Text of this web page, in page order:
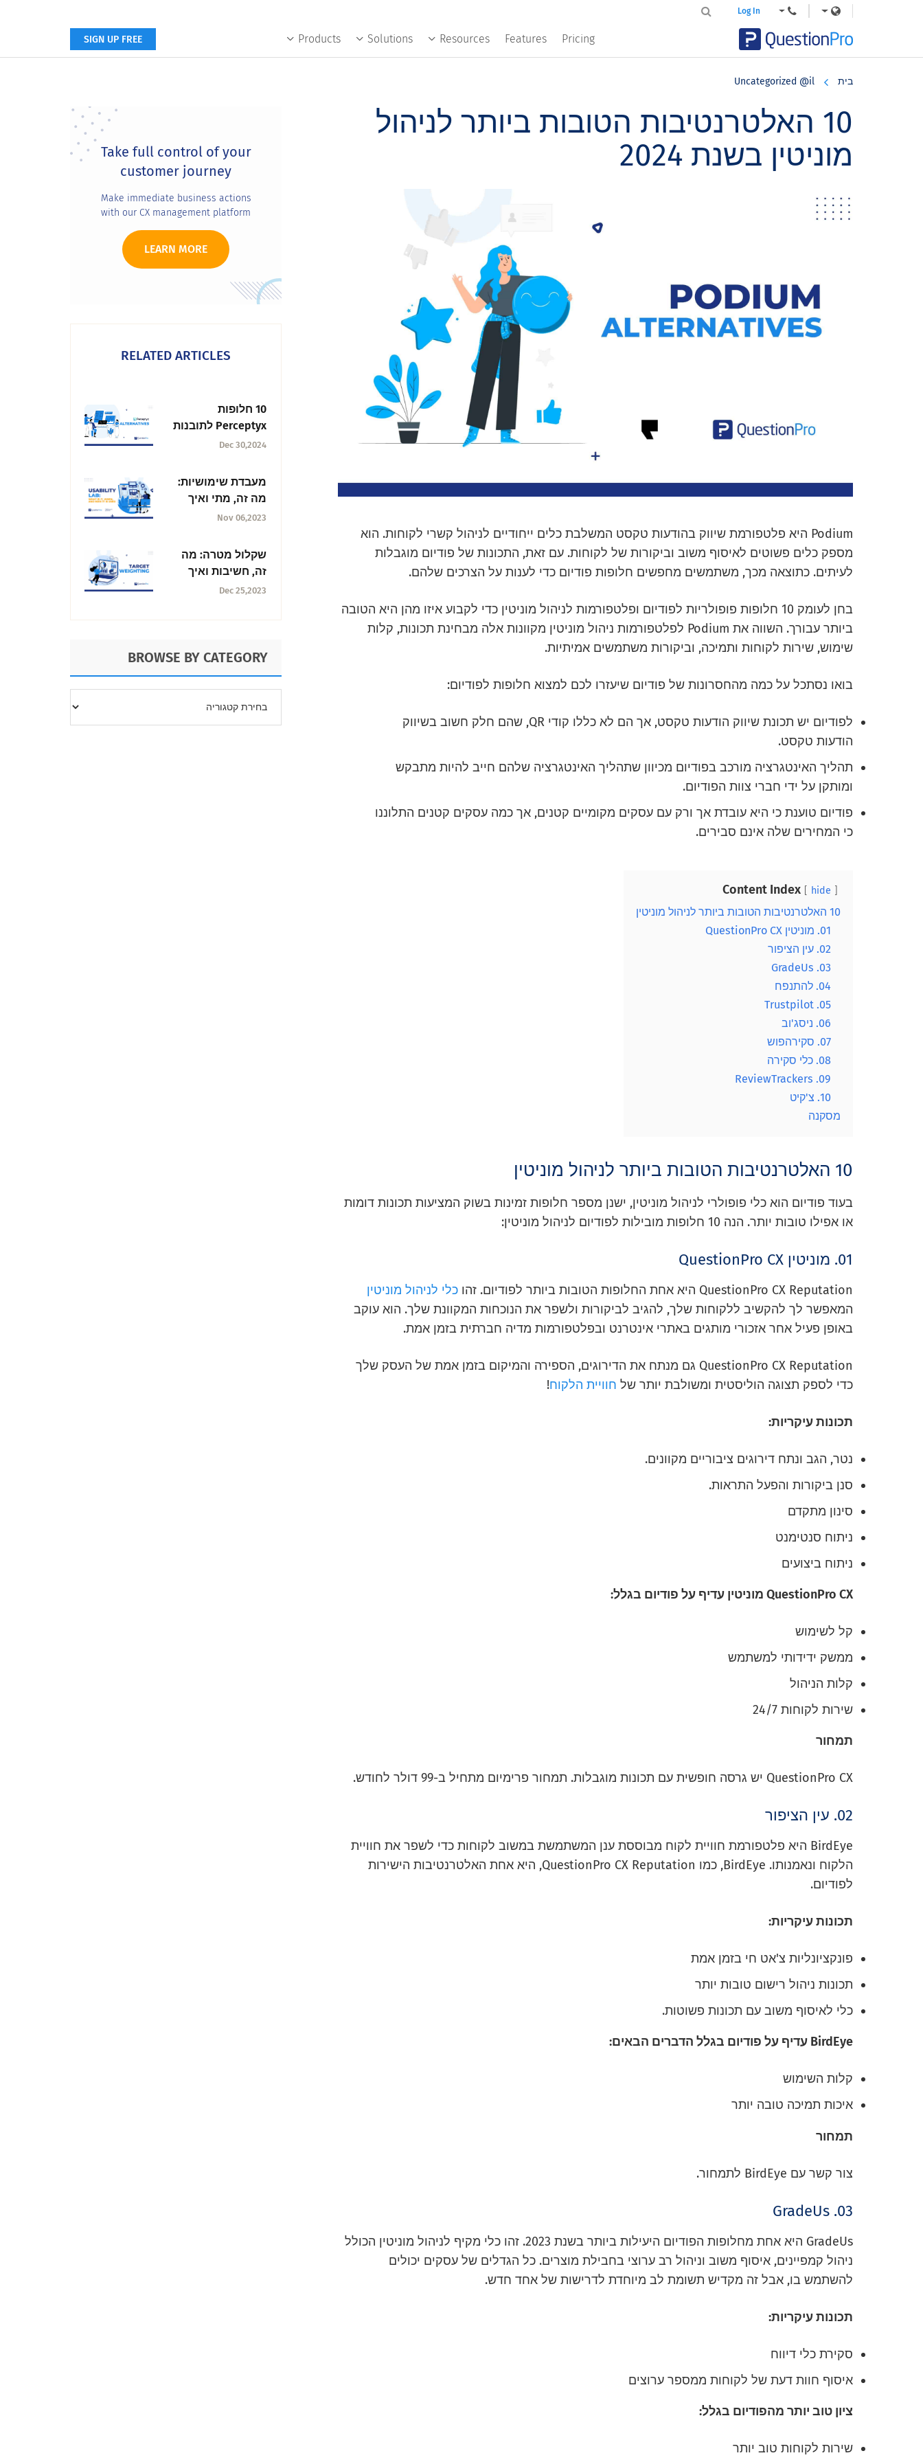
Products Solutions Resources Features Pricing
Log In
SIGN UP FREE
בית Uncategorized @il
10 האלטרנטיבות הטובות ביותר לניהול
מוניטין בשנת 2024
Podium היא פלטפורמת שיווק בהודעות טקסט המשלבת כלים ייחודיים לניהול קשרי לקוחות. הוא
מספק כלים פשוטים לאיסוף משוב וביקורות של לקוחות. עם זאת, התכונות של פודיום מוגבלות
לעיתים. כתוצאה מכך, משתמשים מחפשים חלופות פודיום כדי לענות על הצרכים שלהם.
בחן לעומק 10 חלופות פופולריות לפודיום ופלטפורמות לניהול מוניטין כדי לקבוע איזו מהן היא הטובה
ביותר עבורך. השווה את Podium לפלטפורמות ניהול מוניטין מקוונות אלה מבחינת תכונות, קלות
שימוש, שירות לקוחות ותמיכה, וביקורות משתמשים אמיתיות.
בואו נסתכל על כמה מהחסרונות של פודיום שיעזרו לכם למצוא חלופות לפודיום:
לפודיום יש תכונת שיווק הודעות טקסט, אך הם לא כללו קודי QR, שהם חלק חשוב בשיווק
הודעות טקסט.
תהליך האינטגרציה מורכב בפודיום מכיוון שתהליך האינטגרציה שלהם חייב להיות מתבקש
ומותקן על ידי חברי צוות הפודיום.
פודיום טוענת כי היא עובדת אך ורק עם עסקים מקומיים קטנים, אך כמה עסקים קטנים התלוננו
כי המחירים שלה אינם סבירים.
Content Index hide
10 האלטרנטיבות הטובות ביותר לניהול מוניטין
01. מוניטין QuestionPro CX
02. עין הציפור
03. GradeUs
04. להתנפח
05. Trustpilot
06. ניסג'וב
07. סקירהפוש
08. כלי סקירה
09. ReviewTrackers
10. צ'קיט
מסקנה
10 האלטרנטיבות הטובות ביותר לניהול מוניטין
בעוד פודיום הוא כלי פופולרי לניהול מוניטין, ישנן מספר חלופות זמינות בשוק המציעות תכונות דומות
או אפילו טובות יותר. הנה 10 חלופות מובילות לפודיום לניהול מוניטין:
01. מוניטין QuestionPro CX
QuestionPro CX Reputation היא אחת החלופות הטובות ביותר לפודיום. זהו
כלי לניהול מוניטין
המאפשר לך להקשיב ללקוחות שלך, להגיב לביקורות ולשפר את הנוכחות המקוונת שלך. הוא עוקב
באופן פעיל אחר אזכורי מותגים באתרי אינטרנט ובפלטפורמות מדיה חברתית בזמן אמת.
QuestionPro CX Reputation גם מנתח את הדירוגים, הספירה והמיקום בזמן אמת של העסק שלך
כדי לספק תצוגה הוליסטית ומשולבת יותר של חוויית הלקוח!
תכונות עיקריות:
נטר, הגב ונתח דירוגים ציבוריים מקוונים.
סנן ביקורות והפעל התראות.
סינון מתקדם
ניתוח סנטימנט
ניתוח ביצועים
QuestionPro CX מוניטין עדיף על פודיום בגלל:
קל לשימוש
ממשק ידידותי למשתמש
קלות הניהול
שירות לקוחות 24/7
תמחור
QuestionPro CX יש גרסה חופשית עם תכונות מוגבלות. תמחור פרימיום מתחיל ב-99 דולר לחודש.
02. עין הציפור
BirdEye היא פלטפורמת חוויית לקוח מבוססת ענן המשתמשת במשוב לקוחות כדי לשפר את חוויית
הלקוח ונאמנותו. BirdEye, כמו QuestionPro CX Reputation, היא אחת האלטרנטיבות הישירות
לפודיום.
תכונות עיקריות:
פונקציונליות צ'אט חי בזמן אמת
תכונות ניהול רישום טובות יותר
כלי לאיסוף משוב עם תכונות פשוטות.
BirdEye עדיף על פודיום בגלל הדברים הבאים:
קלות השימוש
איכות תמיכה טובה יותר
תמחור
צור קשר עם BirdEye לתמחור.
03. GradeUs
GradeUs היא אחת מחלופות הפודיום היעילות ביותר בשנת 2023. זהו כלי מקיף לניהול מוניטין הכולל
ניהול קמפיינים, איסוף משוב וניהול רב ערוצי בחבילת מוצרים. כל הגדלים של עסקים יכולים
להשתמש בו, אבל זה מקדיש תשומת לב מיוחדת לדרישות של אחד חדש.
תכונות עיקריות:
סקירת כלי דיווח
איסוף חוות דעת של לקוחות ממספר ערוצים
ציון טוב יותר מהפודיום בגלל:
שירות לקוחות טוב יותר
Take full control of your
customer journey
Make immediate business actions
with our CX management platform
LEARN MORE
RELATED ARTICLES
10 חלופות
Perceptyx לתובנות
אפקטיביות לגבי כוח
Dec 30,2024
מעבדת שימושיות:
מה זה, מתי ואיך
משתמשים בו
Nov 06,2023
שקלול מטרה: מה
זה, חשיבות ואיך
להשתמש בו?
Dec 25,2023
BROWSE BY CATEGORY
CATEGORY